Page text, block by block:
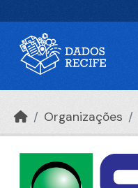
Organizações